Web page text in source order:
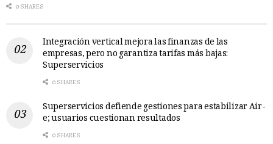
0 SHARES
Integración vertical mejora las finanzas de las
empresas, pero no garantiza tarifas más bajas:
Superservicios
0 SHARES
Superservicios defiende gestiones para estabilizar Air-
e; usuarios cuestionan resultados
0 SHARES